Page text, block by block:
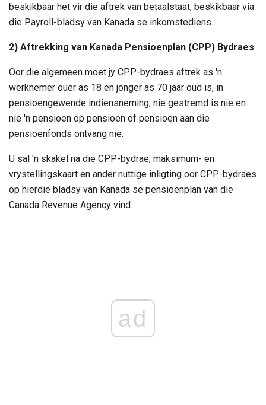
beskikbaar het vir die aftrek van betaalstaat, beskikbaar via
die Payroll-bladsy van Kanada se inkomstediens.
2) Aftrekking van Kanada Pensioenplan (CPP) Bydraes
Oor die algemeen moet jy CPP-bydraes aftrek as 'n
werknemer ouer as 18 en jonger as 70 jaar oud is, in
pensioengewende indiensneming, nie gestremd is nie en
nie 'n pensioen op pensioen of pensioen aan die
pensioenfonds ontvang nie.
U sal 'n skakel na die CPP-bydrae, maksimum- en
vrystellingskaart en ander nuttige inligting oor CPP-bydraes
op hierdie bladsy van Kanada se pensioenplan van die
Canada Revenue Agency vind.
ad